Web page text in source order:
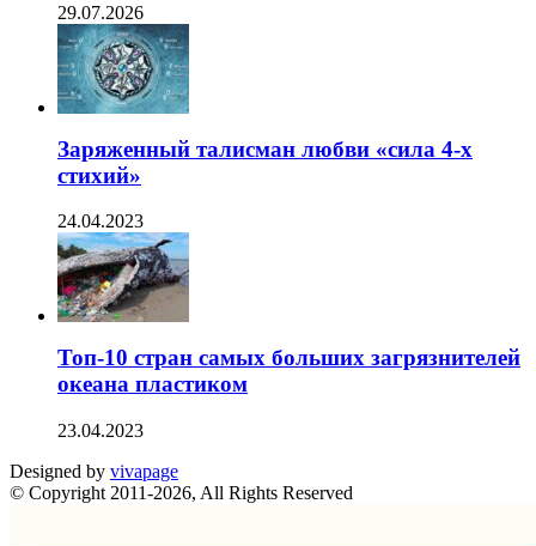
29.07.2026
Заряженный талисман любви «сила 4-х
стихий»
24.04.2023
Топ-10 стран самых больших загрязнителей
океана пластиком
23.04.2023
Designed by vivapage
© Copyright 2011-2026, All Rights Reserved